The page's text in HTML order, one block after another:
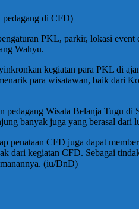
pedagang di CFD)
PKL, parkir, lokasi
Wahyu.
kegiatan para PKL di
para wisatawan, baik dari
Wisata Belanja Tugu
banyak juga yang berasal dari
penataan CFD juga dapat
dari kegiatan CFD. Sebagai
(iu/DnD)